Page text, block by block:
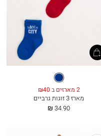
דנים
2 מארזים ב ₪40
מארז 3 זוגות גרביים
החל
34.90 ₪